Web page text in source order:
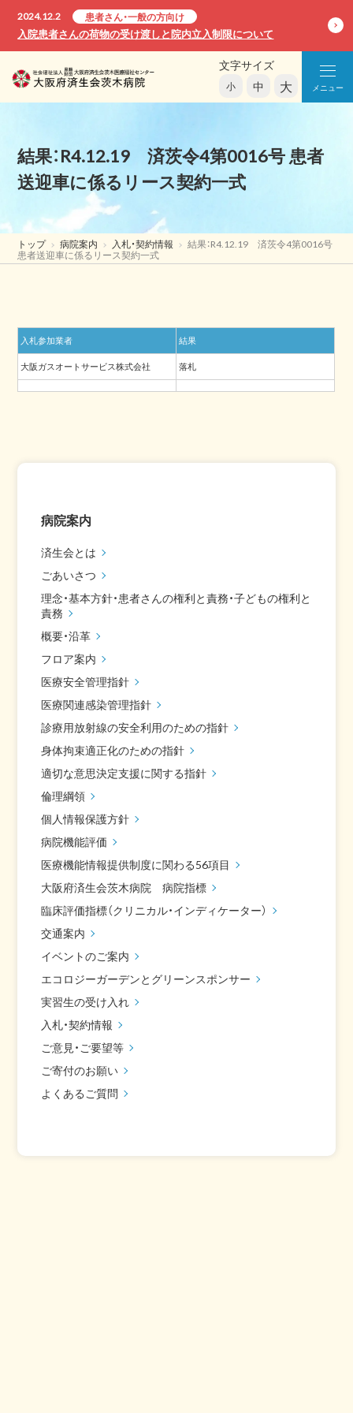
2024.12.2 患者さん・一般の方向け
入院患者さんの荷物の受け渡しと院内立入制限について
文字サイズ
小 中 大 メニュー
結果：R4.12.19 済茨令4第0016号 患者
送迎車に係るリース契約一式
トップ 病院案内 入札・契約情報 結果：R4.12.19 済茨令4第0016号
患者送迎車に係るリース契約一式
入札参加業者 結果
大阪ガスオートサービス株式会社 落札
病院案内
済生会とは
ごあいさつ
理念・基本方針・患者さんの権利と責務・子どもの権利と
責務
概要・沿革
フロア案内
医療安全管理指針
医療関連感染管理指針
診療用放射線の安全利用のための指針
身体拘束適正化のための指針
適切な意思決定支援に関する指針
倫理綱領
個人情報保護方針
病院機能評価
医療機能情報提供制度に関わる56項目
大阪府済生会茨木病院 病院指標
臨床評価指標（クリニカル・インディケーター）
交通案内
イベントのご案内
エコロジーガーデンとグリーンスポンサー
実習生の受け入れ
入札・契約情報
ご意見・ご要望等
ご寄付のお願い
よくあるご質問